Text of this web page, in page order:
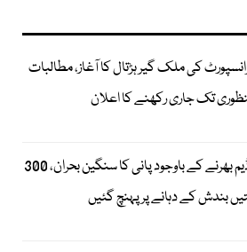
کی ملک گیر ہڑتال کا آغاز، مطالبات
تک جاری رکھنے کا اعلان
حب ڈیم بھرنے کے باوجود پانی کا سنگین بحران، 300
بندش کے دہانے پر پہنچ گئیں